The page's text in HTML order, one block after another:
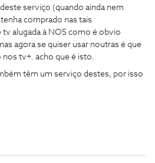
serviço (quando ainda nem
comprado nas tais
alugada à NOS como é obvio
agora se quiser usar noutras é que
tv+. acho que é isto.
têm um serviço destes, por isso